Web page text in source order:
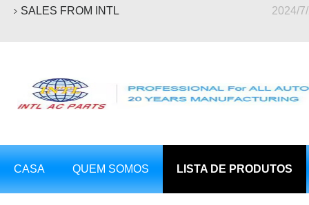
SALES FROM INTL 2024/
CASA QUEM SOMOS LISTA DE PRODUTOS